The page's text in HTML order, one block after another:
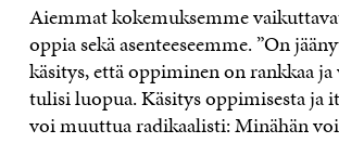
Aiemmat kokemuksemme
oppia sekä asenteeseemme. ”On
käsitys, että oppiminen on rankkaa ja
tulisi luopua. Käsitys oppimisesta ja
voi muuttua radikaalisti: Minähän